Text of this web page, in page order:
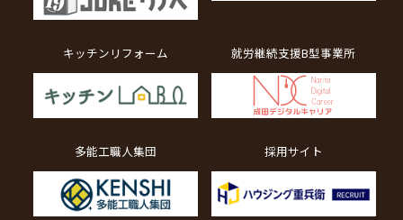
キッチンリフォーム 就労継続支援B型事業所
多能工職人集団 採用サイト